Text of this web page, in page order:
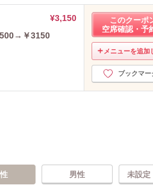
¥3,150
￥3150
このクーポ
空席確認・予
メニューを追加
ブックマー
男性 未設定